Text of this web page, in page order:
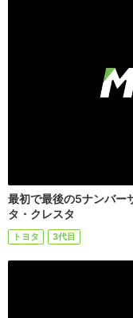
最初で最後の5ナンバー
タ・クレスタ
トヨタ 3代目